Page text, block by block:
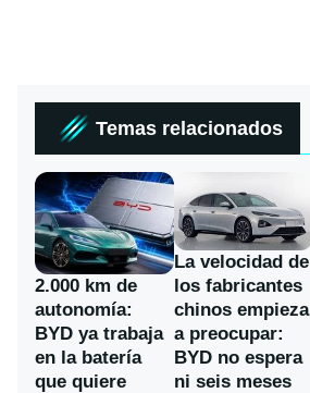
Temas relacionados
2.000 km de
autonomía:
BYD ya trabaja
en la batería
que quiere
La velocidad de
los fabricantes
chinos empieza
a preocupar:
BYD no espera
ni seis meses